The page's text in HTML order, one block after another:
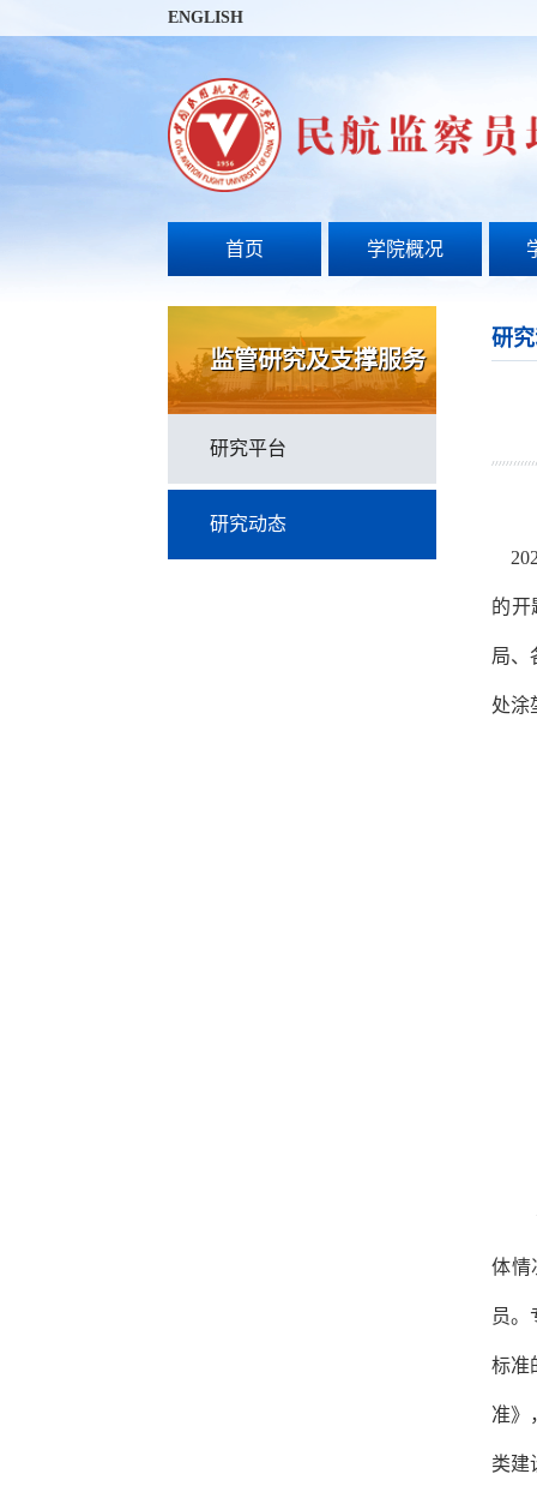
ENGLISH
首页 学院概况
监管研究及支撑服务
研究平台
研究动态
研
的开
局、
处涂
体情
员。
标准
准》
类建